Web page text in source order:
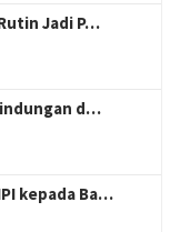
Jadi P…
d…
kepada Ba…